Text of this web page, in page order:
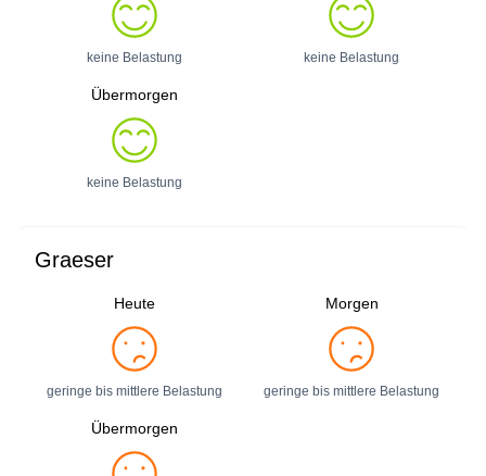
keine Belastung keine Belastung
Übermorgen
keine Belastung
Graeser
Heute
geringe bis mittlere Belastung
Morgen
geringe bis mittlere Belastung
Übermorgen